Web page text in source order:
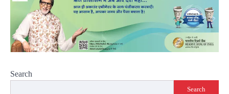
Search
Search